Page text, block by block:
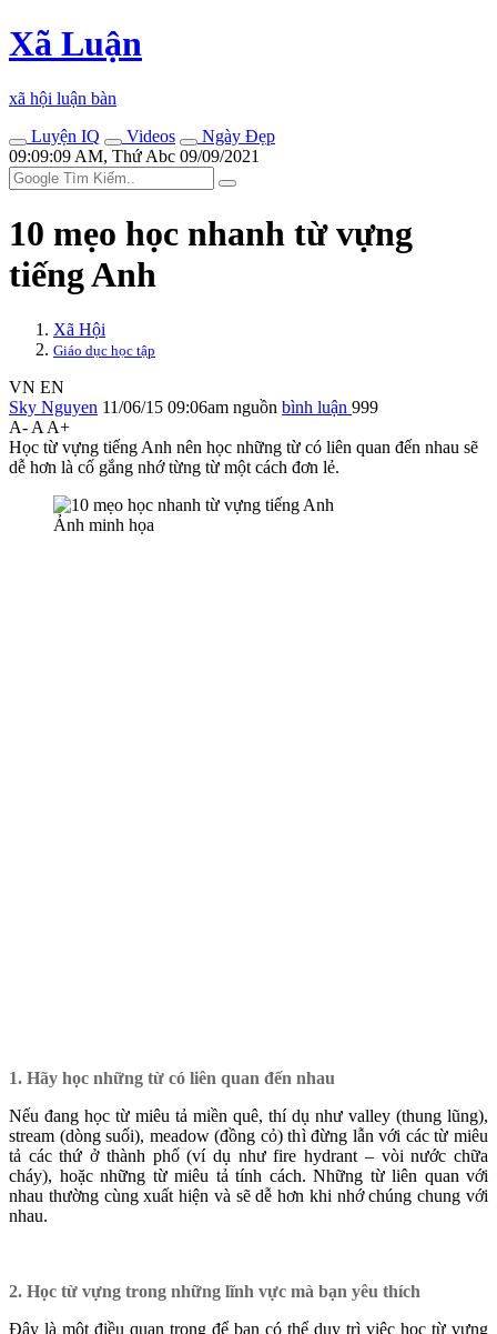
Xã Luận
xã hội luận bàn
Luyện IQ
Videos
Ngày Đẹp
09:09:09 AM, Thứ Abc 09/09/2021
10 mẹo học nhanh từ vựng
tiếng Anh
Xã Hội
Giáo dục học tập
VN EN
Sky Nguyen 11/06/15 09:06am nguồn bình luận 999
A- A A+
Học từ vựng tiếng Anh nên học những từ có liên quan đến nhau sẽ
dễ hơn là cố gắng nhớ từng từ một cách đơn lẻ.
Ảnh minh họa
1. Hãy học những từ có liên quan đến nhau
Nếu đang học từ miêu tả miền quê, thí dụ như valley (thung lũng),
stream (dòng suối), meadow (đồng cỏ) thì đừng lẫn với các từ miêu
tả các thứ ở thành phố (ví dụ như fire hydrant – vòi nước chữa
cháy), hoặc những từ miêu tả tính cách. Những từ liên quan với
nhau thường cùng xuất hiện và sẽ dễ hơn khi nhớ chúng chung với
nhau.
2. Học từ vựng trong những lĩnh vực mà bạn yêu thích
Đây là một điều quan trọng để bạn có thể duy trì việc học từ vựng